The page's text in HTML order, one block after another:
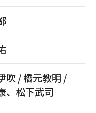
吹 / 橋元教明 /
、松下武司